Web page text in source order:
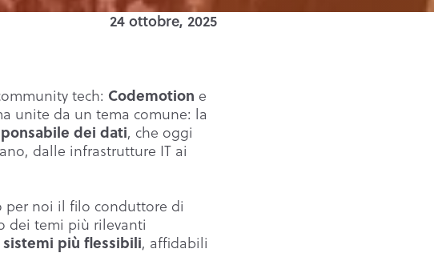
24 ottobre, 2025
tech: Codemotion e
unite da un tema comune: la
dei dati, che oggi
dalle infrastrutture IT ai
per noi il filo conduttore di
dei temi più rilevanti
sistemi più flessibili, affidabili